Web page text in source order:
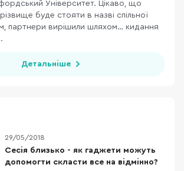
Університет. Цікаво, що
буде стояти в назві спільної
партнери вирішили шляхом… кидання
Детальніше
29/05/2018
Сесія близько - як гаджети можуть
допомогти скласти все на відмінно?